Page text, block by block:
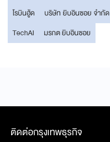
โรบินฮู้ด
บริษัท ยิบอินซอย จำกัด
TechAI
มรกต ยิบอินซอย
ติดต่อกรุงเทพธุรกิจ